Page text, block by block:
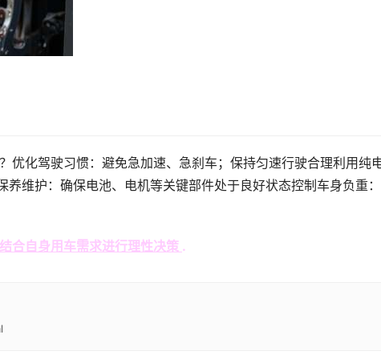
优化驾驶习惯：避免急加速、急刹车；保持匀速行驶合理利用纯
养维护：确保电池、电机等关键部件处于良好状态控制车身负重
合自身用车需求进行理性决策 .